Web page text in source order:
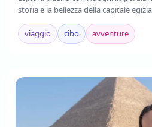
storia e la bellezza della capitale
completa. Leggi ora!
viaggio
cibo avventure